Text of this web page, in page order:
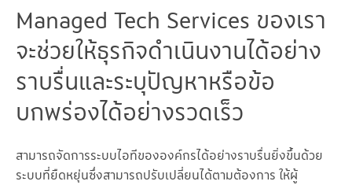
Managed Tech Services ของเรา
จะช่วยให้ธุรกิจดำเนินงานได้อย่าง
ราบรื่นและระบุปัญหาหรือข้อ
บกพร่องได้อย่างรวดเร็ว
สามารถจัดการระบบไอทีขององค์กรได้อย่างราบรื่นยิ่งขึ้นด้วย
ระบบที่ยืดหยุ่นซึ่งสามารถปรับเปลี่ยนได้ตามต้องการ ให้ผู้